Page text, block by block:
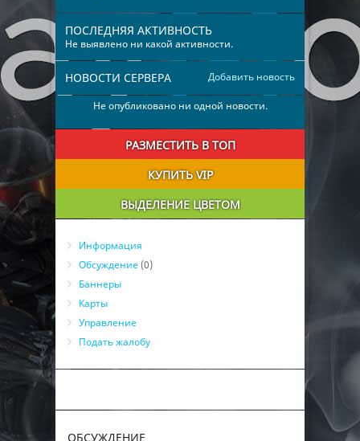
ПОСЛЕДНЯЯ АКТИВНОСТЬ
Не выявлено ни какой активности.
Добавить новость
НОВОСТИ СЕРВЕРА
Не опубликовано ни одной новости.
РАЗМЕСТИТЬ В ТОП
КУПИТЬ VIP
ВЫДЕЛЕНИЕ ЦВЕТОМ
Информация
Обсуждение (0)
Баннеры
Карты
Управление
Подать жалобу
ОБСУЖДЕНИЕ